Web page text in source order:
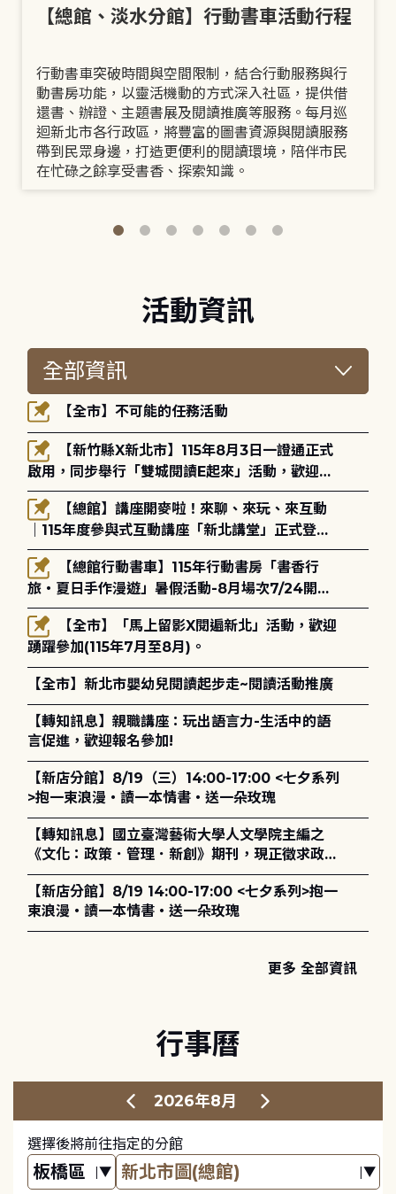
【總館、淡水分館】行動書車活動行程
行動書車突破時間與空間限制，結合行動服務與行
動書房功能，以靈活機動的方式深入社區，提供借
還書、辦證、主題書展及閱讀推廣等服務。每月巡
迴新北市各行政區，將豐富的圖書資源與閱讀服務
帶到民眾身邊，打造更便利的閱讀環境，陪伴市民
在忙碌之餘享受書香、探索知識。
活動資訊
【全市】不可能的任務活動
啟用，同步舉行「雙城閱讀E起來」活動，歡迎踴
躍參加(115年8月3日至10月4日)。
｜115年度參與式互動講座「新北講堂」正式登
場！
旅・夏日手作漫遊」暑假活動-8月場次7/24開始
報名
踴躍參加(115年7月至8月)。
【全市】新北市嬰幼兒閱讀起步走~閱讀活動推廣
【轉知訊息】親職講座：玩出語言力-生活中的語
言促進，歡迎報名參加!
【新店分館】8/19（三）14:00-17:00 <七夕系列
>抱一束浪漫・讀一本情書・送一朵玫瑰
【轉知訊息】國立臺灣藝術大學人文學院主編之
《文化：政策．管理．新創》期刊，現正徵求政策
評論、書評及【邁向具回應力的博物館治理：政
策、領導與管理】主題特刊稿件至2027年6月1日
止，歡迎踴躍投稿。
【新店分館】8/19 14:00-17:00 <七夕系列>抱一
束浪漫・讀一本情書・送一朵玫瑰
更多 全部資訊
行事曆
2026年8月
選擇後將前往指定的分館